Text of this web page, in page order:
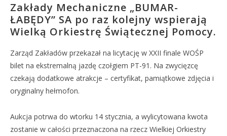
Zakłady Mechaniczne „BUMAR-
ŁABĘDY” SA po raz kolejny wspierają
Wielką Orkiestrę Świątecznej Pomocy.
Zarząd Zakładów przekazał na licytację w XXII finale WOŚP
bilet na ekstremalną jazdę czołgiem PT-91. Na zwycięzcę
czekają dodatkowe atrakcje – certyfikat, pamiątkowe zdjęcia i
oryginalny hełmofon.
Aukcja potrwa do wtorku 14 stycznia, a wylicytowana kwota
zostanie w całości przeznaczona na rzecz Wielkiej Orkiestry